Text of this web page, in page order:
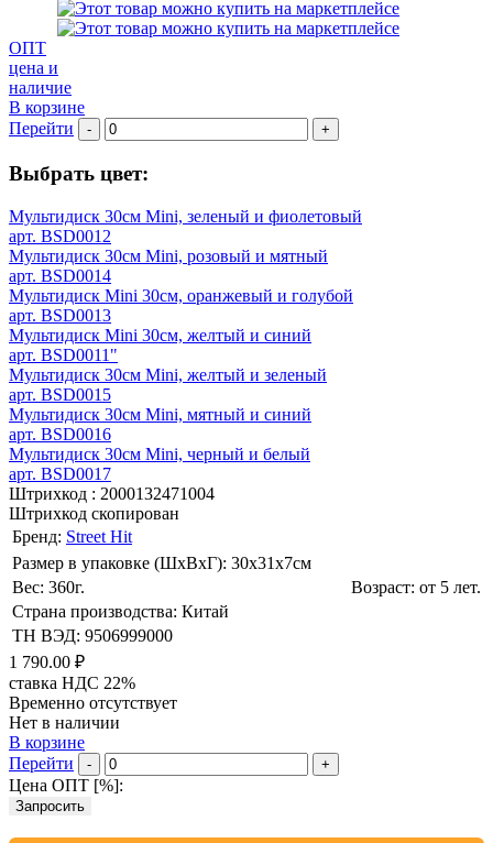
ОПТ
цена и
наличие
В корзине
Перейти
- +
Выбрать цвет:
Мультидиск 30см Mini, зеленый и фиолетовый
арт. BSD0012
Мультидиск 30см Mini, розовый и мятный
арт. BSD0014
Мультидиск Mini 30см, оранжевый и голубой
арт. BSD0013
Мультидиск Mini 30см, желтый и синий
арт. BSD0011"
Мультидиск 30см Mini, желтый и зеленый
арт. BSD0015
Мультидиск 30см Mini, мятный и синий
арт. BSD0016
Мультидиск 30см Mini, черный и белый
арт. BSD0017
Штрихкод : 2000132471004
Штрихкод скопирован
Бренд: Street Hit
Размер в упаковке (ШхВxГ): 30х31х7cм
Вес: 360г.
Возраст: от 5 лет.
Страна производства: Китай
ТН ВЭД: 9506999000
1 790.00 ₽
ставка НДС 22%
Временно отсутствует
Нет в наличии
В корзине
Перейти
- +
Цена ОПТ [%]:
Запросить